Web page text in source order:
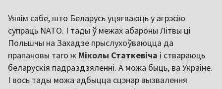
Уявім сабе, што Беларусь уцягваюць у агрэсію
супраць NATO. І тады ў межах абароны Літвы ці
Польшчы на Захадзе прыслухоўваюцца да
прапановы таго ж Міколы Статкевіча і ствараюць
беларускія падраздзяленні. А можа быць, ва Украіне.
І вось тады можа адбыцца сцэнар вызвалення